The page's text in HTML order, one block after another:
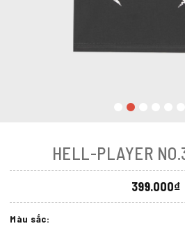
HELL-PLAYER
399.000₫
Màu sắc: